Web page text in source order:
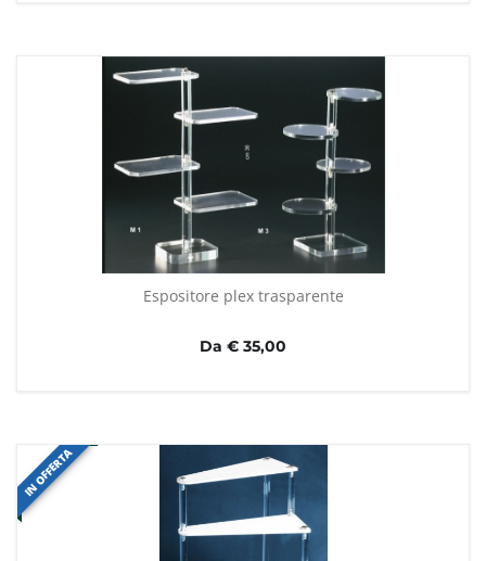
Espositore plex trasparente
Da € 35,00
IN OFFERTA